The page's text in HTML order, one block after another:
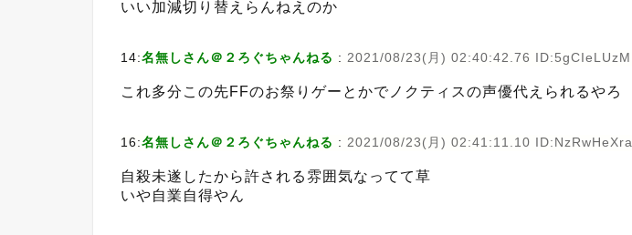
いい加減切り替えらんねえのか
14:名無しさん＠２ろぐちゃんねる : 2021/08/23(月) 02:40:42.76 ID:5gCIeLUzM
これ多分この先FFのお祭りゲーとかでノクティスの声優代えられるやろ
16:名無しさん＠２ろぐちゃんねる : 2021/08/23(月) 02:41:11.10 ID:NzRwHeXra
自殺未遂したから許される雰囲気なってて草
いや自業自得やん